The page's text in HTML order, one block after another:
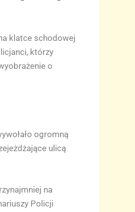
klatce schodowej
którzy
o
ogromną
ulicą
na
Policji